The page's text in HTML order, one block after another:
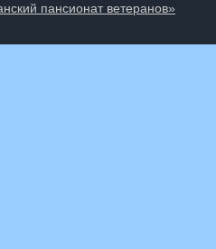
пансионат ветеранов»